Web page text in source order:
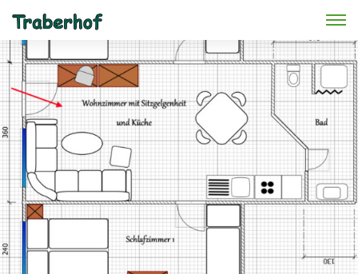
Skip to main content